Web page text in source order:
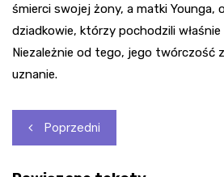
śmierci swojej żony, a matki Younga,
dziadkowie, którzy pochodzili właśnie
Niezależnie od tego, jego twórczość
uznanie.
Nawigacja
wpisu
Poprzedni